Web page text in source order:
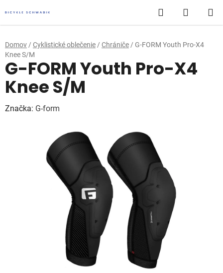
na
obsah
Hľadať
KOŠÍK
Domov / Cyklistické oblečenie / Chrániče / G-FORM Youth Pro-X4
Knee S/M
G-FORM Youth Pro-X4
Knee S/M
Značka: G-form